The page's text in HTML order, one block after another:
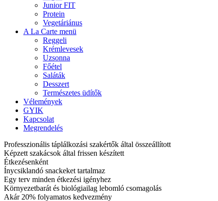
Junior FIT
Protein
Vegetáriánus
A La Carte menü
Reggeli
Krémlevesek
Uzsonna
Főétel
Saláták
Desszert
Természetes üdítők
Vélemények
GYIK
Kapcsolat
Megrendelés
Professzionális táplálkozási szakértők által összeállított
Képzett szakácsok által frissen készített
Étkezésenként
Ínycsiklandó snackeket tartalmaz
Egy terv minden étkezési igényhez
Környezetbarát és biológiailag lebomló csomagolás
Akár 20% folyamatos kedvezmény